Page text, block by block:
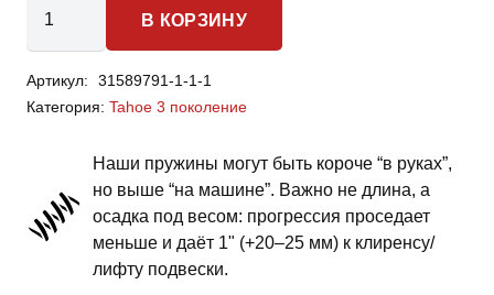
товара
Tahoe
GMT900
поколение
пружины
В КОРЗИНУ
Артикул:
31589791-1-1-1
Категория: Tahoe 3 поколение
Наши пружины могут быть короче “в руках”,
но выше “на машине”. Важно не длина, а
осадка под весом: прогрессия проседает
меньше и даёт 1" (+20–25 мм) к клиренсу/
лифту подвески.